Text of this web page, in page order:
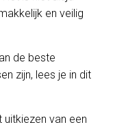
en veilig
de beste
zijn, lees je in dit
van een